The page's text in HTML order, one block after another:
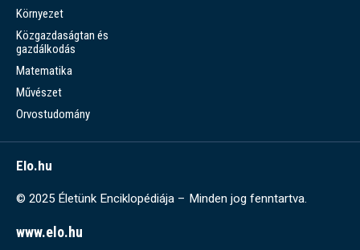
Környezet
Közgazdaságtan és
gazdálkodás
Matematika
Művészet
Orvostudomány
Elo.hu
© 2025 Életünk Enciklopédiája – Minden jog fenntartva.
www.elo.hu